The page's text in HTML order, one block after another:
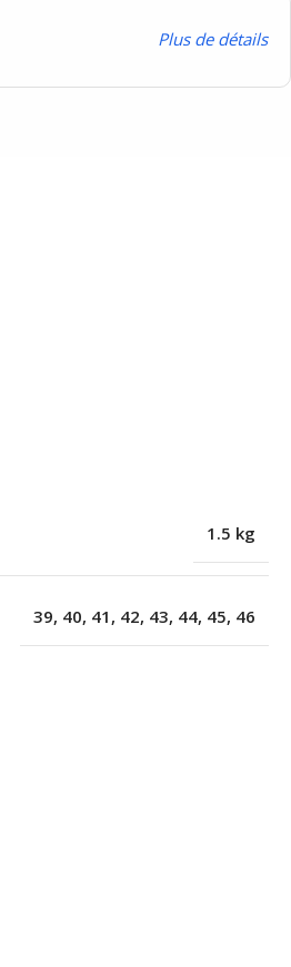
Plus de détails
1.5 kg
39, 40, 41 , 42, 43, 44, 45, 46